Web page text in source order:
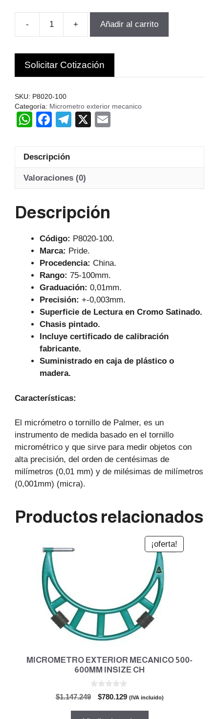
-
MICROMETRO
MACANICO
75-
100MM
CHN
cantidad
+ Añadir al carrito
Solicitar Cotización
SKU: P8020-100
Categoría: Micrometro exterior mecanico
W
at
s
A
p
F
c
e
b
o
T
gr
a
X
Descripción
Valoraciones (0)
Descripción
Código: P8020-100.
Marca: Pride.
Procedencia: China.
Rango: 75-100mm.
Graduación: 0,01mm.
Precisión: +-0,003mm.
Superficie de Lectura en Cromo Satinado.
Chasis pintado.
Incluye certificado de calibración
fabricante.
Suministrado en caja de plástico o
madera.
Características:
El micrómetro o tornillo de Palmer, es un
instrumento de medida basado en el tornillo
micrométrico y que sirve para medir objetos con
alta precisión, del orden de centésimas de
milímetros (0,01 mm) y de milésimas de milímetros
(0,001mm) (micra).
Productos relacionados
¡oferta!
MICROMETRO EXTERIOR MECANICO 500-
600MM INSIZE CH
0
d
$1.147.249
El
original
$780.129El
actual
(IVA incluido)